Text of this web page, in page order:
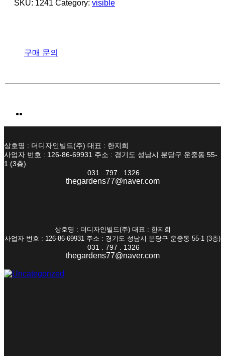
SKU: 1241 Category: visible
구매 문의
상호명 : 더디자인빌드(주) 대표 : 한지희
사업자 번호 : 126-86-69931 주소 : 경기도 성남시 분당구 운중동 55-
1 (3층)
031 . 797 . 1326
thegardens77@naver.com
상호명 : 더디자인빌드(주) 대표 : 한지희
사업자 번호 : 126-86-69931 주소 : 경기도 성남시 분당구 운중동 55-1 (3층)
031 . 797 . 1326
thegardens77@naver.com